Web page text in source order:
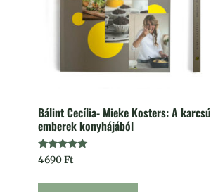
Bálint Cecília- Mieke Kosters: A karcsú
emberek konyhájából
Értékelés:
5.00
4690Ft